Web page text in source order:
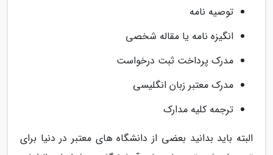
توصیه نامه
انگیزه نامه یا مقاله شخصی
مدرک پرداخت ثبت درخواست
مدرک معتبر زبان انگلیسی
ترجمه کلیه مدارک
البته باید بدانید بعضی از دانشگاه های معتبر در دنیا برای